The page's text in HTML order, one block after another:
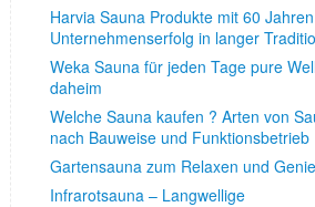
Harvia Sauna Produkte mit 60 Jahren
Unternehmenserfolg in langer
Weka Sauna für jeden Tage pure
daheim
Welche Sauna kaufen ? Arten von
nach Bauweise und Funktionsbetrieb
Gartensauna zum Relaxen und
Infrarotsauna – Langwellige